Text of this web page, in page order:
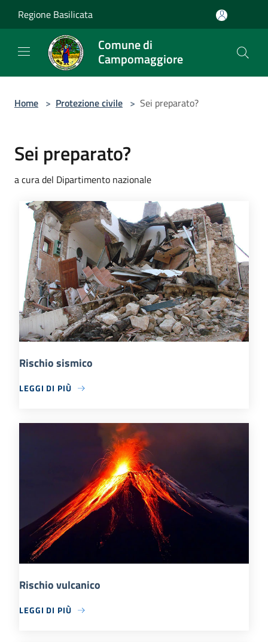
Regione Basilicata
Comune di
Campomaggiore
Home > Protezione civile > Sei preparato?
Sei preparato?
a cura del Dipartimento nazionale
Rischio sismico
LEGGI DI PIÙ
Rischio vulcanico
LEGGI DI PIÙ